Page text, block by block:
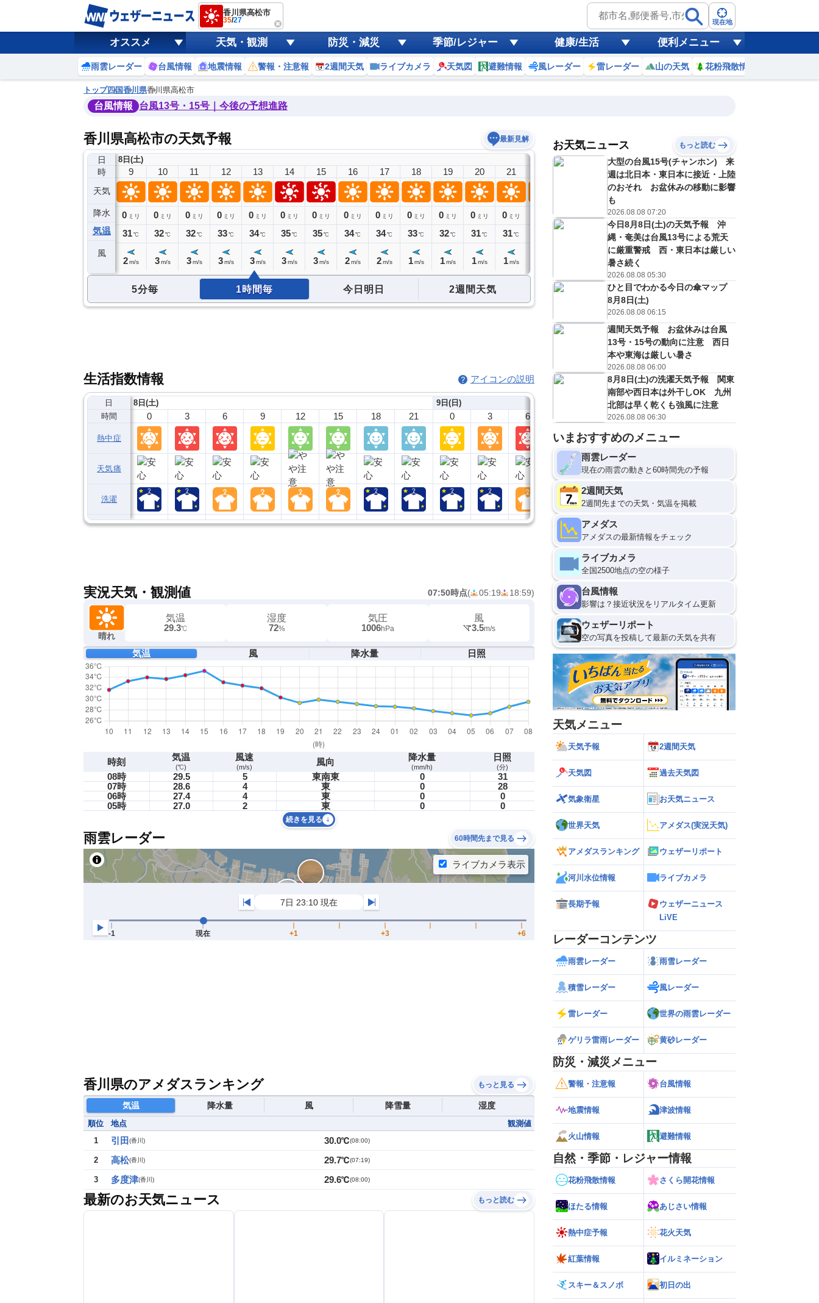
香川県高松市
35/27 現在地
オススメ 天気・観測 防災・減災 季節/レジャー 健康/生活 便利メニュー
雨雲レーダー 台風情報 地震情報 警報・注意報 2週間天気 ライブカメラ 天気図 避難情報 風レーダー 雷レーダー 山の天気 花粉飛散情報
トップ四国香川県香川県高松市
台風情報 台風13号・15号｜今後の予想進路
香川県高松市の天気予報 最新見解
日
時
天気
降水
気温
風
8日(土)
8
0ミリ
30℃
9
0 ミリ
31℃
2 m/s
10
0 ミリ
32℃
3 m/s
11
0 ミリ
32℃
3 m/s
12
0 ミリ
33℃
3 m/s
13
0 ミリ
34℃
3 m/s
14
0 ミリ
35℃
3 m/s
15
0 ミリ
35℃
3 m/s
16
0 ミリ
34℃
2 m/s
17
0 ミリ
34℃
2 m/s
18
0 ミリ
33℃
1 m/s
19
0 ミリ
32℃
1 m/s
20
0 ミリ
31℃
1 m/s
21
0 ミリ
31℃
1 m/s
0ミリ
9日(日)
0
0ミリ
29℃
m/s
1
0 ミリ
29 ℃
0m/s
2
0
28 ℃
3
28 ℃
4
28
5分毎 1時間毎 今日明日 2週間天気
生活指数情報 アイコンの説明
日
時間
熱中症
天気痛
洗濯
8日(土)
0 3 6 9 12 15 18 21
9日(日)
0 3 6
実況天気・観測値 07:50時点( 05:19 18:59)
晴れ
気温
29.3℃
湿度
72%
気圧
1006hPa
風
3.5m/s
気温 風 降水量 日照
時刻 気温
(℃)
風速
(m/s) 風向 降水量
(mm/h)
日照
(分)
08時 29.5 5 東南東 0
31
07時
28.6 4 東 0
28
06時
27.4 4 東 0
0
05時
27.0 2 東 0 0
続きを見る
雨雲レーダー 60時間先まで見る
香川県のアメダスランキング もっと見る
気温 降水量 風 降雪量 湿度
順位 地点
観測値
1
引田 (香川 ) 30.0℃(08:00)
2 高松(香川 ) 29.7℃(07:19)
3 多度津(香川 ) 29.6℃(08:00)
最新のお天気ニュース もっと読む
お天気ニュース もっと読む
大型の台風15号(チャンホン) 来
週は北日本・東日本に接近・上陸
のおそれ お盆休みの移動に影響
も
2026.08.08 07:20
今日8月8日(土)の天気予報 沖
縄・奄美は台風13号による荒天
に厳重警戒 西・東日本は厳しい
暑さ続く
2026.08.08 05:30
ひと目でわかる今日の傘マップ
8月8日(土)
2026.08.08 06:15
週間天気予報 お盆休みは台風
13号・15号の動向に注意 西日
本や東海は厳しい暑さ
2026.08.08 06:00
8月8日(土)の洗濯天気予報 関東
南部や西日本は外干しOK 九州
北部は早く乾くも強風に注意
2026.08.08 06:30
いまおすすめのメニュー
雨雲レーダー
現在の雨雲の動きと60時間先の予報
2週間天気
2週間先までの天気・気温を掲載
アメダス
アメダスの最新情報をチェック
ライブカメラ
全国2500地点の空の様子
台風情報
影響は？接近状況をリアルタイム更新
ウェザーリポート
空の写真を投稿して最新の天気を共有
天気メニュー
天気予報 2週間天気
天気図 過去天気図
気象衛星 お天気ニュース
世界天気 アメダス(実況天気)
アメダスランキング ウェザーリポート
河川水位情報 ライブカメラ
長期予報
ウェザーニュース
LiVE
レーダーコンテンツ
雨雲レーダー 雨雪レーダー
積雪レーダー 風レーダー
雷レーダー 世界の雨雲レーダー
ゲリラ雷雨レーダー 黄砂レーダー
防災・減災メニュー
警報・注意報 台風情報
地震情報 津波情報
火山情報 避難情報
自然・季節・レジャー情報
花粉飛散情報 さくら開花情報
ほたる情報 あじさい情報
熱中症予報 花火天気
紅葉情報 イルミネーション
スキー＆スノボ 初日の出